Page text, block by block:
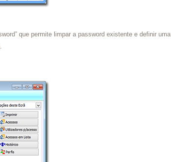
que permite limpar a password existente e definir uma